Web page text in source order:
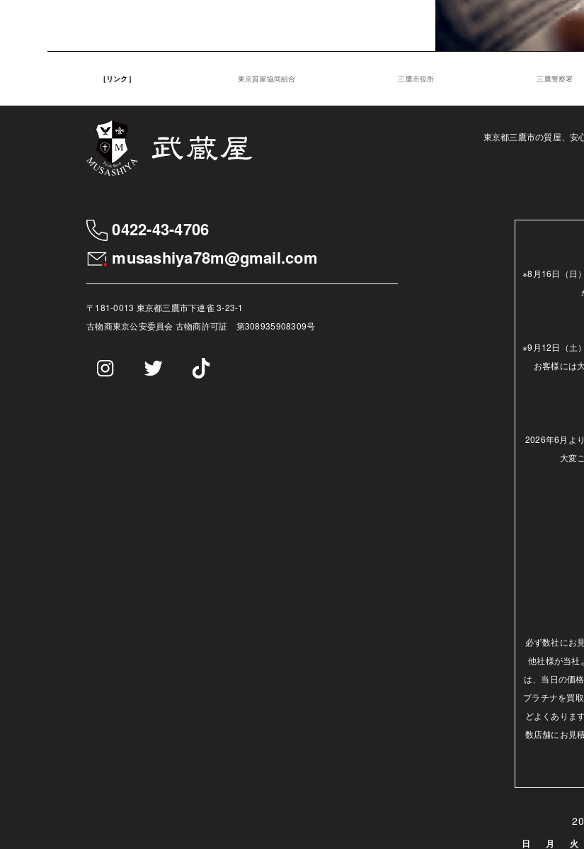
［リンク］ 東京質屋協同組合 三鷹市役所 三鷹警察署
東京都三鷹市の質屋、安
0422-43-4706
musashiya78m@gmail.com
〒181-0013 東京都三鷹市下連雀 3-23-1
古物商東京公安委員会 古物商許可証 第308935908309号
※8月16日（日
※9月12日（土
お客様には
2026年6月よ
大変
必ず数社にお
他社様が当社
は、当日の価
プラチナを買
どよくありま
数店舗にお見
日 月 火